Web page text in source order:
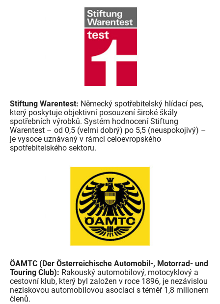
Stiftung Warentest: Německý spotřebitelský hlídací pes,
který poskytuje objektivní posouzení široké škály
spotřebních výrobků. Systém hodnocení Stiftung
Warentest – od 0,5 (velmi dobrý) po 5,5 (neuspokojivý) –
je vysoce uznávaný v rámci celoevropského
spotřebitelského sektoru.
ÖAMTC (Der Österreichische Automobil-, Motorrad- und
Touring Club): Rakouský automobilový, motocyklový a
cestovní klub, který byl založen v roce 1896, je nezávislou
neziskovou automobilovou asociací s téměř 1,8 milionem
členů.